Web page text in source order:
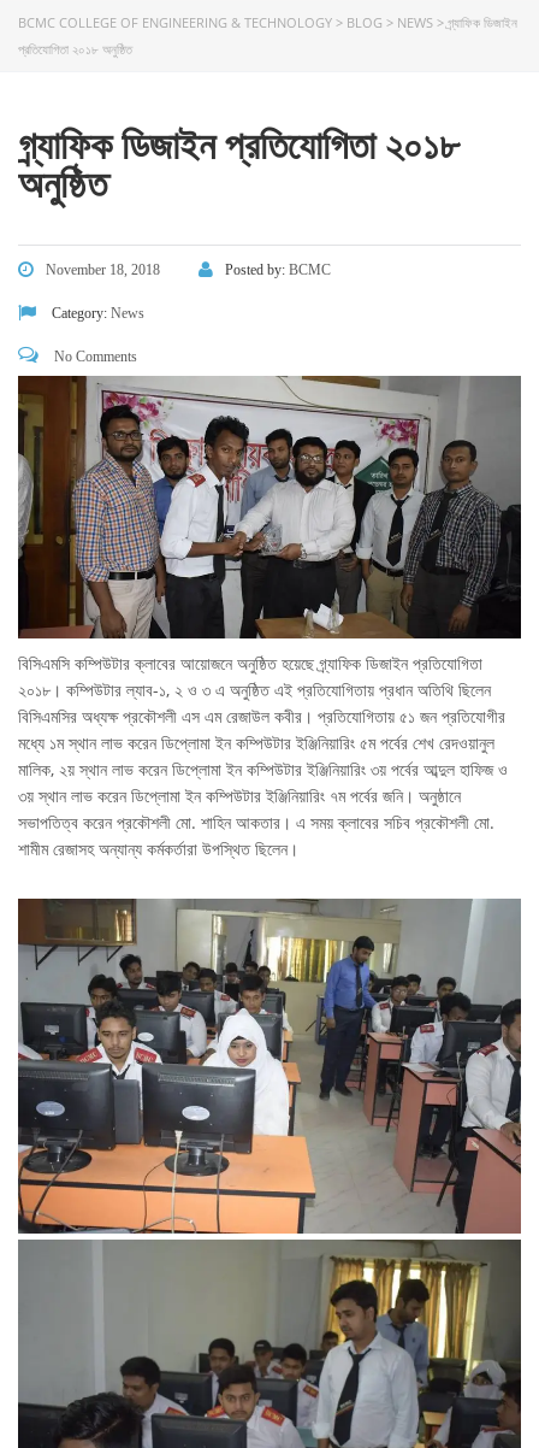
BCMC COLLEGE OF ENGINEERING & TECHNOLOGY > BLOG > NEWS > গ্র্যাফিক ডিজাইন
প্রতিযোগিতা ২০১৮ অনুষ্ঠিত
গ্র্যাফিক ডিজাইন প্রতিযোগিতা ২০১৮
অনুষ্ঠিত
November 18, 2018 Posted by: BCMC
Category: News
No Comments
বিসিএমসি কম্পিউটার ক্লাবের আয়োজনে অনুষ্ঠিত হয়েছে গ্র্যাফিক ডিজাইন প্রতিযোগিতা
২০১৮। কম্পিউটার ল্যাব-১, ২ ও ৩ এ অনুষ্ঠিত এই প্রতিযোগিতায় প্রধান অতিথি ছিলেন
বিসিএমসির অধ্যক্ষ প্রকৌশলী এস এম রেজাউল কবীর। প্রতিযোগিতায় ৫১ জন প্রতিযোগীর
মধ্যে ১ম স্থান লাভ করেন ডিপ্লোমা ইন কম্পিউটার ইঞ্জিনিয়ারিং ৫ম পর্বের শেখ রেদওয়ানুল
মালিক, ২য় স্থান লাভ করেন ডিপ্লোমা ইন কম্পিউটার ইঞ্জিনিয়ারিং ৩য় পর্বের আব্দুল হাফিজ ও
৩য় স্থান লাভ করেন ডিপ্লোমা ইন কম্পিউটার ইঞ্জিনিয়ারিং ৭ম পর্বের জনি। অনুষ্ঠানে
সভাপতিত্ব করেন প্রকৌশলী মো. শাহিন আকতার। এ সময় ক্লাবের সচিব প্রকৌশলী মো.
শামীম রেজাসহ অন্যান্য কর্মকর্তারা উপস্থিত ছিলেন।